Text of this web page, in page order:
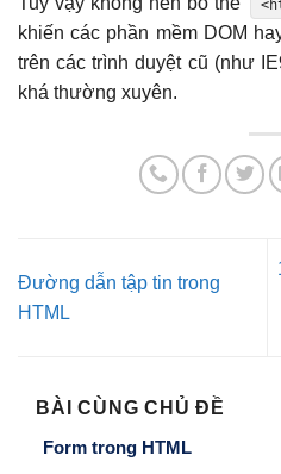
khiến các phần mềm DOM
trên các trình duyệt cũ (như
khá thường xuyên.
Đường dẫn tập tin trong
HTML
BÀI CÙNG CHỦ ĐỀ
Form trong HTML